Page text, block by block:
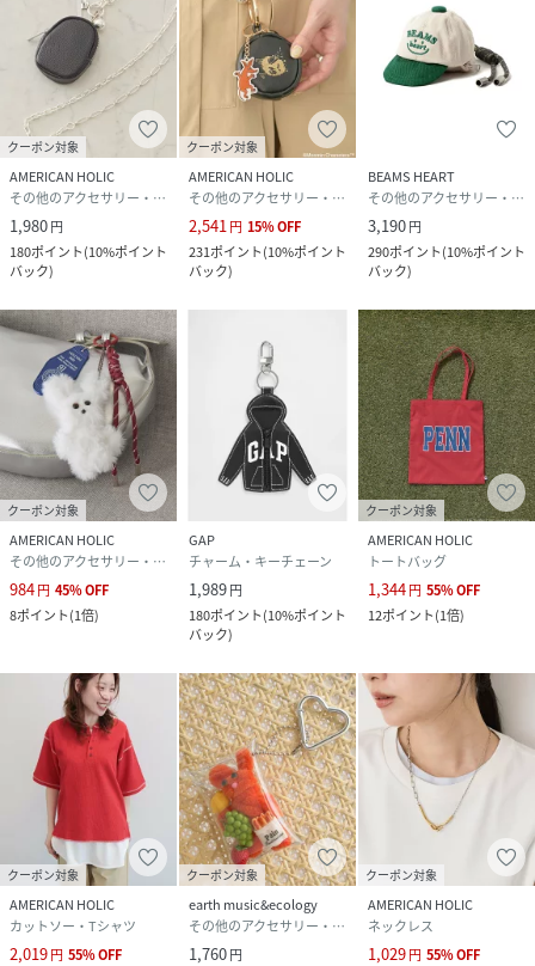
クーポン対象
AMERICAN HOLIC
その他のアクセサリー・腕時計
1,980円
180ポイント(10%ポイント
バック)
クーポン対象
AMERICAN HOLIC
その他のアクセサリー・腕時計
2,541 円 15%OFF
231ポイント(10%ポイント
バック)
BEAMS HEART
その他のアクセサリー・腕時計
3,190円
290ポイント(10%ポイント
バック)
クーポン対象
AMERICAN HOLIC
その他のアクセサリー・腕時計
984円 45%OFF
8ポイント(1倍)
GAP
チャーム・キーチェーン
1,989円
180ポイント(10%ポイント
バック)
クーポン対象
AMERICAN HOLIC
トートバッグ
1,344円 55%OFF
12ポイント(1倍)
クーポン対象
AMERICAN HOLIC
カットソー・Tシャツ
2,019円 55%OFF
クーポン対象
earth music&ecology
その他のアクセサリー・腕時計
1,760円
クーポン対象
AMERICAN HOLIC
ネックレス
1,029円 55%OFF